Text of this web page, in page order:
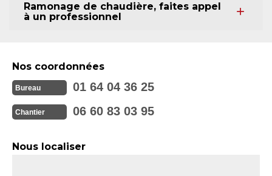
Ramonage de chaudière, faites appel
à un professionnel
Nos coordonnées
Bureau 01 64 04 36 25
Chantier 06 60 83 03 95
Nous localiser